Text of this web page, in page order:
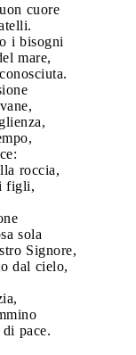
cuore
i bisogni
mare,
roccia,
figli,
sola
Signore,
dal cielo,
pace.